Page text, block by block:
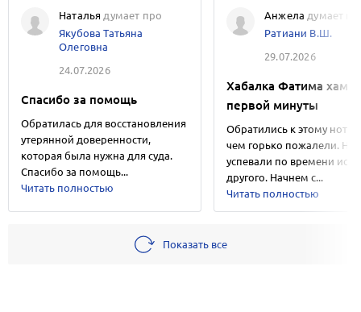
Наталья думает про
Якубова Татьяна
Олеговна
24.07.2026
Спасибо за помощь
Обратилась для восстановления
утерянной доверенности,
которая была нужна для суда.
Спасибо за помощь...
Читать полностью
Анжела думает
Ратиани В.Ш.
29.07.2026
Хабалка Фатима
первой минуты
Обратились к этому
чем горько пожалели. Не
успевали по времени
другого. Начнем с...
Читать полностью
Показать все